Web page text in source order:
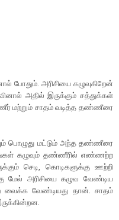
போதும். அரிசியை கழுவுகிறேன்
அதில் இருக்கும் சத்துக்கள்
மற்றும் சாதம் வடித்த தண்ணீரை
பொழுது மட்டும் அந்த தண்ணீரை
கழுவும் தண்ணீரில் எண்ணற்ற
செடி, கொடிகளுக்கு ஊற்றி
மேல் அரிசியை கழுவ வேண்டிய
வேண்டியது தான். சாதம்